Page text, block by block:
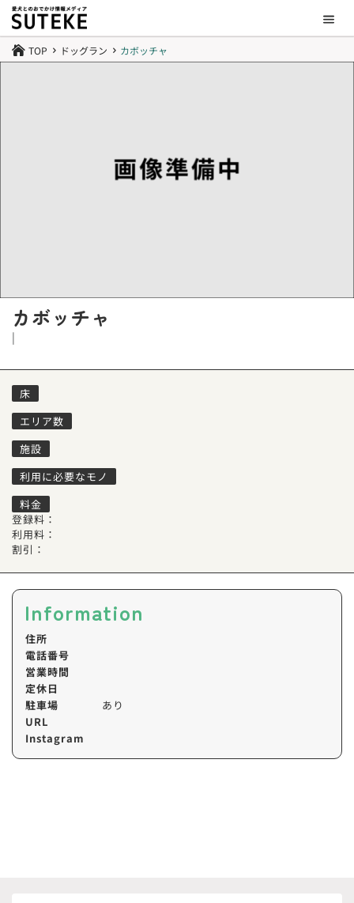
 TOP 5 ドッグラン 5 カボッチャ
カボッチャ
|
床
エリア数
施設
利用に必要なモノ
料金
登録料：
利用料：
割引：
Information
住所
電話番号
営業時間
定休日
駐車場
あり
URL
Instagram